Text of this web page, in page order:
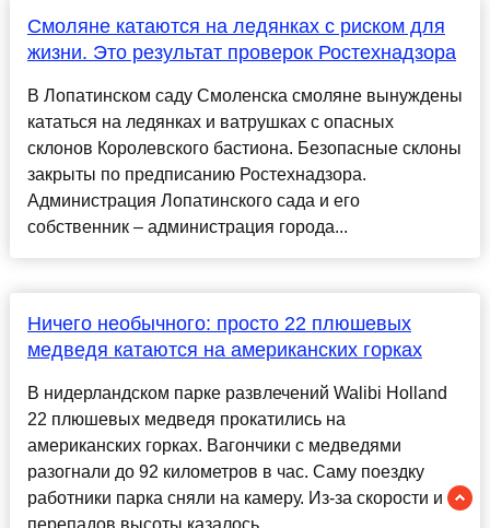
Смоляне катаются на ледянках с риском для
жизни. Это результат проверок Ростехнадзора
В Лопатинском саду Смоленска смоляне вынуждены
кататься на ледянках и ватрушках с опасных
склонов Королевского бастиона. Безопасные склоны
закрыты по предписанию Ростехнадзора.
Администрация Лопатинского сада и его
собственник – администрация города...
Ничего необычного: просто 22 плюшевых
медведя катаются на американских горках
В нидерландском парке развлечений Walibi Holland
22 плюшевых медведя прокатились на
американских горках. Вагончики с медведями
разогнали до 92 километров в час. Саму поездку
работники парка сняли на камеру. Из-за скорости и
перепадов высоты казалось...